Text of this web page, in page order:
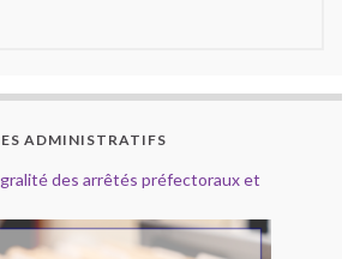
ADMINISTRATIFS
des arrêtés préfectoraux et